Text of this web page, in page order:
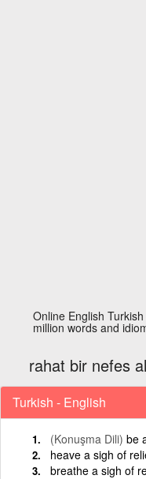
Online English
million words and
rahat bir nefes
Turkish - English
(Konuşma Dili) be
heave a sigh of
breathe a sigh of